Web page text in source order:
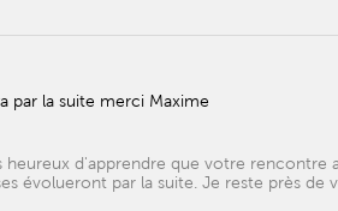
par la suite merci Maxime
d'apprendre que votre rencontre
évolueront par la suite. Je reste près de